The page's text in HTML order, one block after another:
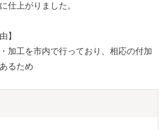
仕上がりました。
】
加工を市内で行っており、相応の付加
るため